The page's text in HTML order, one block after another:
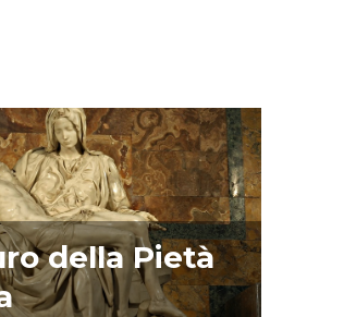
della Pietà